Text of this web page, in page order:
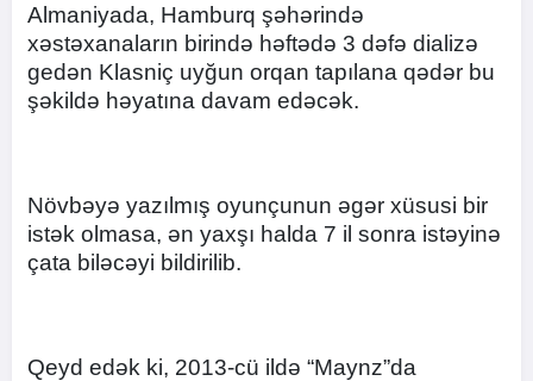
Almaniyada, Hamburq şəhərində
xəstəxanaların birində həftədə 3 dəfə dializə
gedən Klasniç uyğun orqan tapılana qədər bu
şəkildə həyatına davam edəcək.
Növbəyə yazılmış oyunçunun əgər xüsusi bir
istək olmasa, ən yaxşı halda 7 il sonra istəyinə
çata biləcəyi bildirilib.
Qeyd edək ki, 2013-cü ildə “Maynz”da